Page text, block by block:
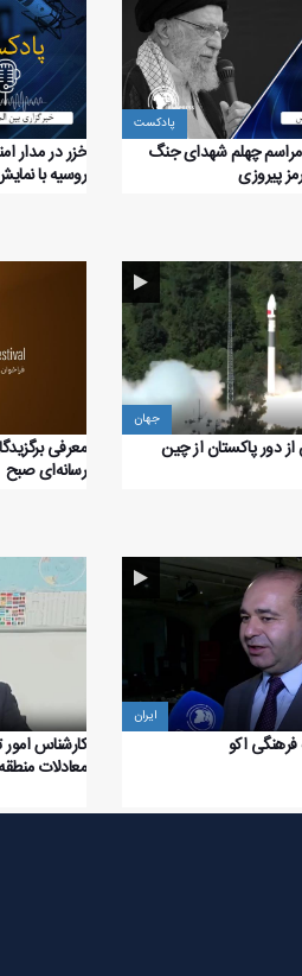
پادکست
مراسم چهلم شهدای جنگ خزر در مدار
روسیه با
جهان
دور پاکستان از چین معرفی
رسانه‌ای صبح
ایران
اکو کارشناس امور
معادلات